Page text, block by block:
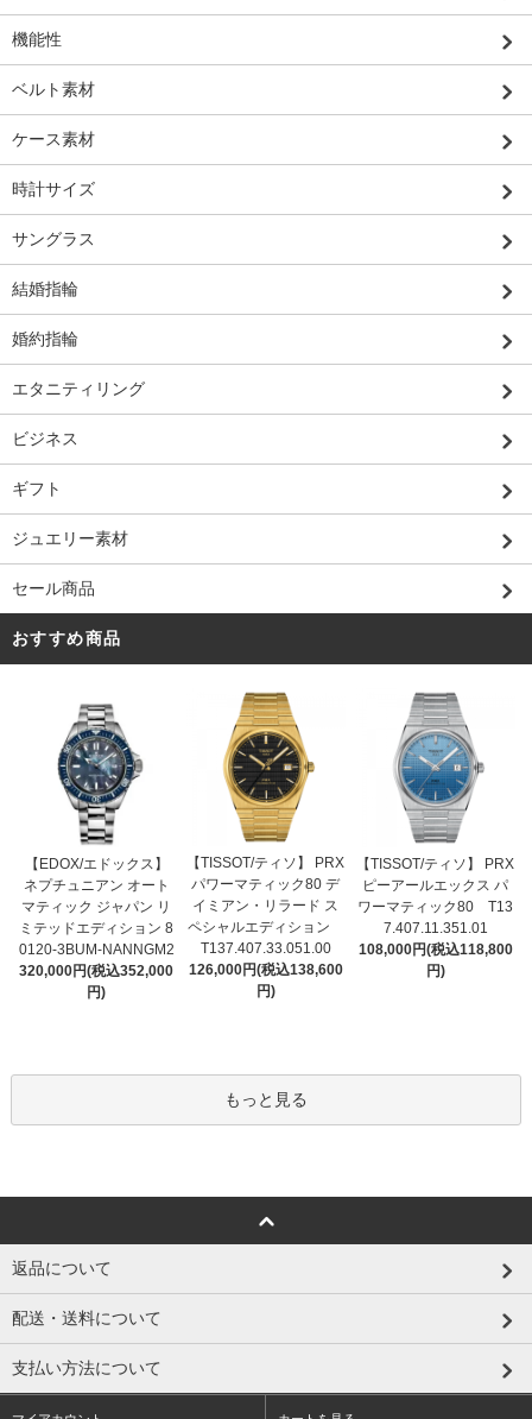
機能性
ベルト素材
ケース素材
時計サイズ
サングラス
結婚指輪
婚約指輪
エタニティリング
ビジネス
ギフト
ジュエリー素材
セール商品
おすすめ商品
【EDOX/エドックス】
ネプチュニアン オート
マティック ジャパン リ
ミテッドエディション 8
0120-3BUM-NANNGM2
320,000円(税込352,000
円)
【TISSOT/ティソ】 PRX
パワーマティック80 デ
イミアン・リラード ス
ペシャルエディション
T137.407.33.051.00
126,000円(税込138,600
円)
【TISSOT/ティソ】 PRX
ピーアールエックス パ
ワーマティック80 T13
7.407.11.351.01
108,000円(税込118,800
円)
もっと見る
返品について
配送・送料について
支払い方法について